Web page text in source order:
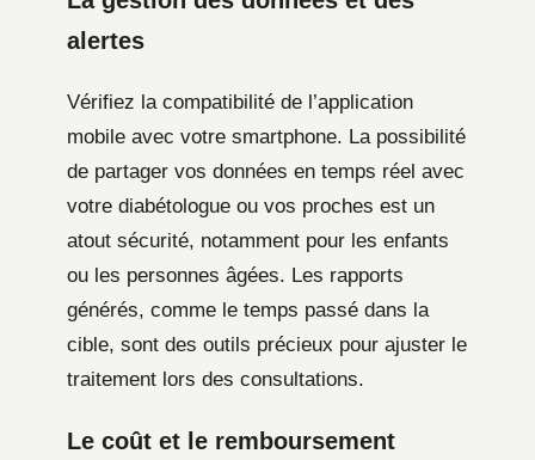
alertes
Vérifiez la compatibilité de l’application
mobile avec votre smartphone. La possibilité
de partager vos données en temps réel avec
votre diabétologue ou vos proches est un
atout sécurité, notamment pour les enfants
ou les personnes âgées. Les rapports
générés, comme le temps passé dans la
cible, sont des outils précieux pour ajuster le
traitement lors des consultations.
Le coût et le remboursement